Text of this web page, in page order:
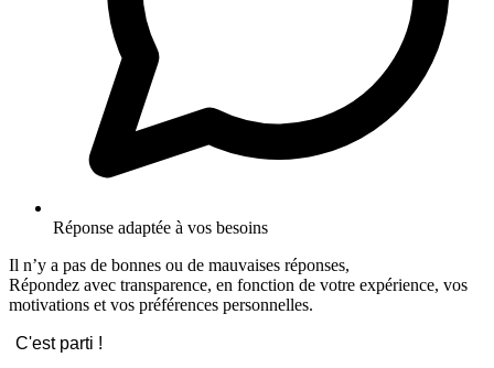
Réponse adaptée à vos besoins
Il n’y a pas de bonnes ou de mauvaises réponses,
Répondez avec transparence, en fonction de votre expérience, vos
motivations et vos préférences personnelles.
C'est parti !